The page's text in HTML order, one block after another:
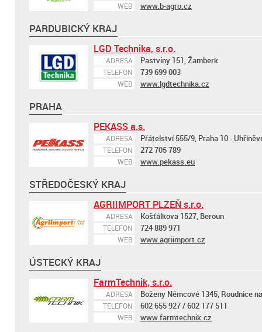
WEB www.b-agro.cz
PARDUBICKÝ KRAJ
LGD Technika, s.r.o.
ADRESA Pastviny 151, Žamberk
TELEFON 739 699 003
WEB www.lgdtechnika.cz
PRAHA
PEKASS a.s.
ADRESA Přátelství 555/9, Praha 10 -
TELEFON 272 705 789
WEB www.pekass.eu
STŘEDOČESKÝ KRAJ
AGRIIMPORT PLZEŇ s.r.o.
ADRESA Košťálkova 1527, Beroun
TELEFON 724 889 971
WEB www.agriimport.cz
ÚSTECKÝ KRAJ
FarmTechnik, s.r.o.
ADRESA Boženy Němcové 1345, Roudnice
TELEFON 602 655 927 / 602 177 511
WEB www.farmtechnik.cz